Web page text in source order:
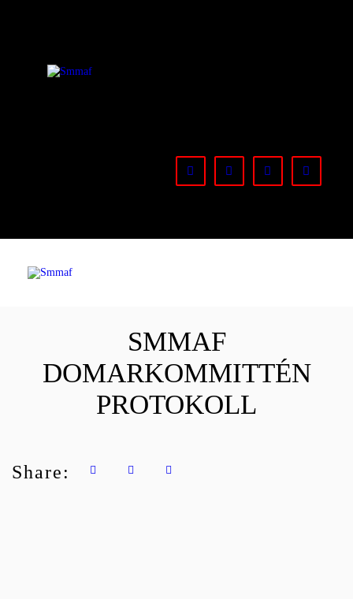
SMMAF
DOMARKOMMITTÉN
PROTOKOLL
Share: